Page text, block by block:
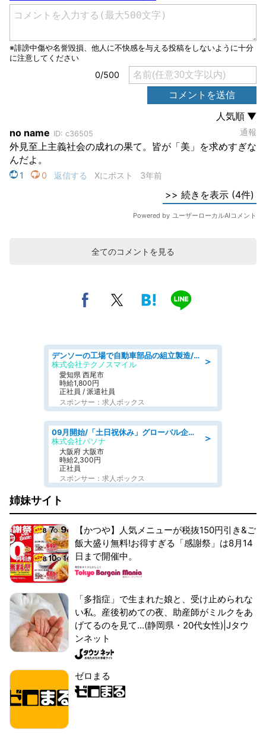
全てのコメントを見る
＞
デンソーの工場で自動車部品の組立製造/denso aichi
株式会社テクノスマイル
愛知県 西尾市
時給1,800円
正社員 / 派遣社員
スポンサー：求人ボックス
＞
09月開始/「土日祝休み」グローバル企業での産業保健のお仕事/保健師/高時給/残業なし/服装自由
株式会社パソナ
大阪府 大阪市
時給2,300円
正社員
スポンサー：求人ボックス
姉妹サイト
【かつや】人気メニューが税抜150円引き&ご
飯大盛り無料!お得すぎる「感謝祭」は8月14
日まで開催中。
「多指症」で生まれた娘と、受け止められな
い私。産後初めての夜、助産師がミルクをあ
げてるのを見て...(静岡県・20代女性)|Jタウ
ンネット
ゼロまる